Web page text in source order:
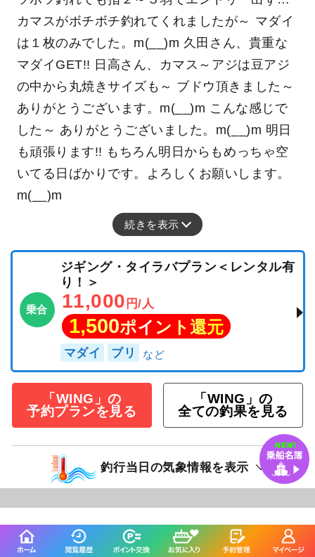
日でした。 アブコはポツポツと～ タチウオもポ
ツポツ釣れても指２～３弱でエントリー出ず…
カマスがボチボチ釣れてくれましたが～ マダイ
は１枚のみでした。m(__)m 久田さん、貴重な
マダイGET!! 日高さん、カマス～アジは豆アジ
の中から丸焼きサイズも～ ブドウ頂きました～
ありがとうございます。m(__)m こんな感じで
した～ ありがとうございました。m(__)m 明日
も頑張ります!! もちろん明日からもめっちゃ空
いてる日ばかりです。よろしくお願いします。
続きを表示
ジギング・タイラバプラン＜レンタル有
り！＞
11,000円/人
1,500ポイント還元
マダイ ブリ
「WING」の
予約プランを見る
「WING」の
全ての釣果を見る